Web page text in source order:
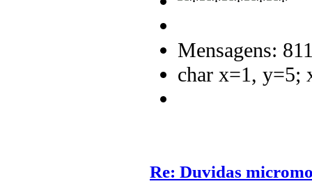
Mensagens:
char x=1, y=5;
Re: Duvidas